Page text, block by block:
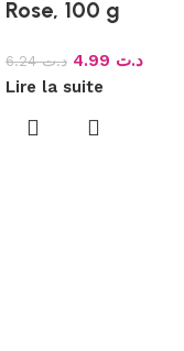
Rose, 100 g
د.ت6.24 د.ت
Lire la suite